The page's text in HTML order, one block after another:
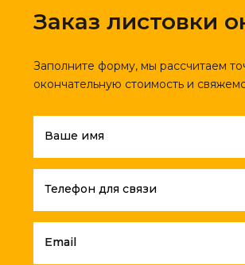
Заказ листовки
Заполните форму, мы рассчитаем
окончательную стоимость и
Ваше имя
Телефон для связи
Email